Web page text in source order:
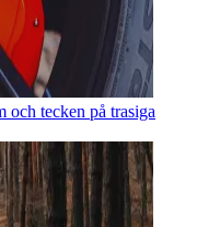
och tecken på trasiga